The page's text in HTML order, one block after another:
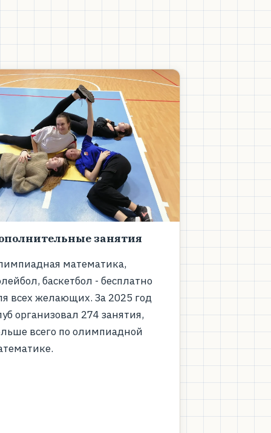
занятия
математика,
баскетбол - бесплатно
всех желающих. За 2025 год
организовал 274 занятия,
всего по олимпиадной